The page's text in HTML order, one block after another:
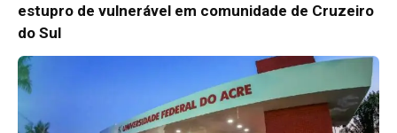
estupro de vulnerável em comunidade de Cruzeiro
do Sul